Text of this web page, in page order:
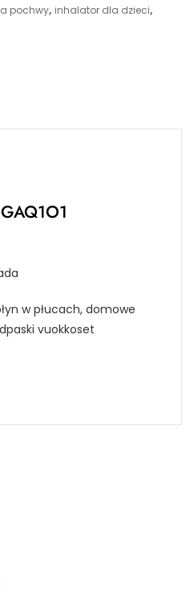
pochwy, inhalator dla dzieci,
w płucach, domowe
vuokkoset